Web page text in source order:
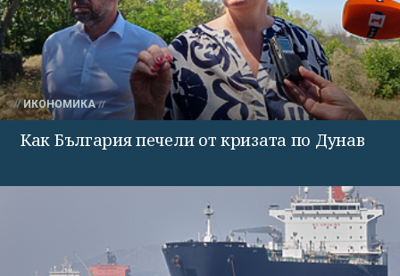
ИКОНОМИКА
Как България печели от кризата по Дунав